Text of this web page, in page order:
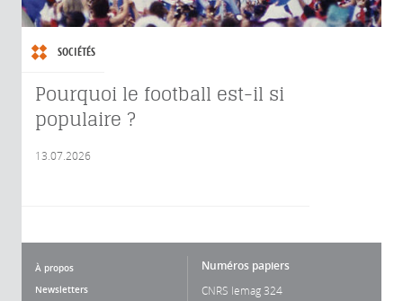
SOCIÉTÉS
Pourquoi le football est-il si
populaire ?
13.07.2026
À propos
Newsletters
Numéros papiers
CNRS lemag 324